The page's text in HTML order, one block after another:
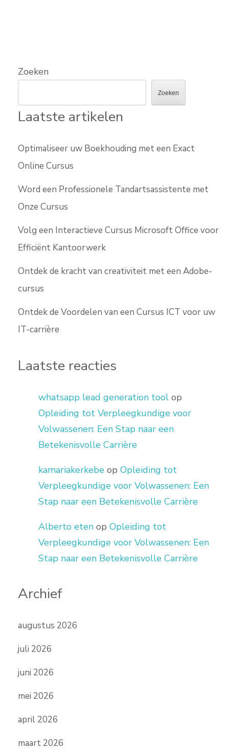
Zoeken
Zoeken
Laatste artikelen
Optimaliseer uw Boekhouding met een Exact
Online Cursus
Word een Professionele Tandartsassistente met
Onze Cursus
Volg een Interactieve Cursus Microsoft Office voor
Efficiënt Kantoorwerk
Ontdek de kracht van creativiteit met een Adobe-
cursus
Ontdek de Voordelen van een Cursus ICT voor uw
IT-carrière
Laatste reacties
whatsapp lead generation tool op
Opleiding tot Verpleegkundige voor
Volwassenen: Een Stap naar een
Betekenisvolle Carrière
kamariakerkebe op Opleiding tot
Verpleegkundige voor Volwassenen: Een
Stap naar een Betekenisvolle Carrière
Alberto eten op Opleiding tot
Verpleegkundige voor Volwassenen: Een
Stap naar een Betekenisvolle Carrière
Archief
augustus 2026
juli 2026
juni 2026
mei 2026
april 2026
maart 2026